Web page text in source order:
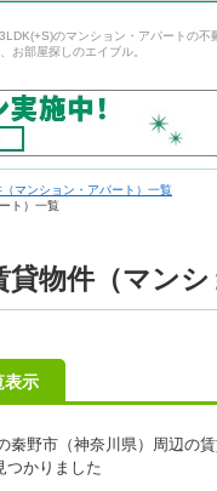
のマンション・アパートの不
お部屋探しのエイブル。
マンション・アパート）一覧
ト）一覧
物件（マン
表示
秦野市（神奈川県）周辺の
つかりました